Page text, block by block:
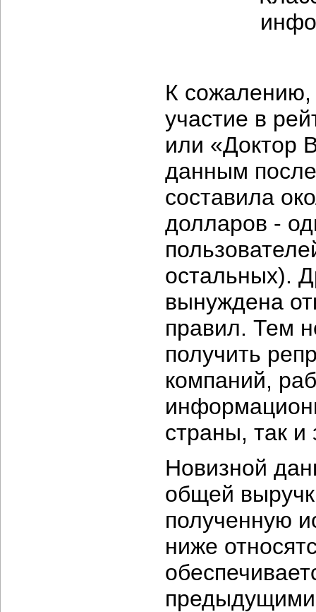
К сожалению,
участие в
или «Доктор
данным
составила
долларов -
остальных).
вынуждена
правил. Тем
получить
компаний,
страны, так
Новизной
общей
полученную
ниже